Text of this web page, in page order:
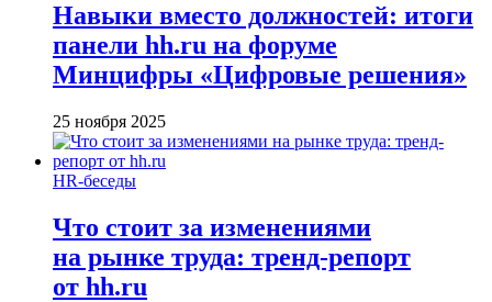
Навыки вместо должностей: итоги
панели hh.ru на форуме
Минцифры «Цифровые решения»
25 ноября 2025
HR-беседы
Что стоит за изменениями
на рынке труда: тренд-репорт
от hh.ru